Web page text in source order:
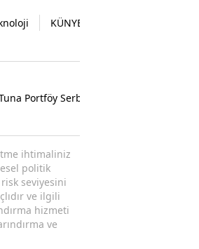
KÜNYE
Portföy Serbest Şemsiye Fon
ihtimaliniz
politik
seviyesini
ve ilgili
hizmeti
ve